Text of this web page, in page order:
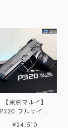
【東京マルイ】
P320 フルサイズ
【ガスブローバッ
¥24,510